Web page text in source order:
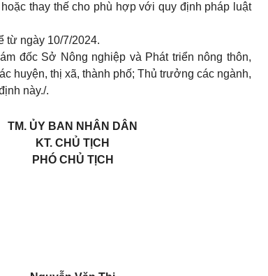
thay thế cho phù hợp với quy định pháp luật
từ ngày 10/7/2024.
đốc Sở Nông nghiệp và Phát triển nông thôn,
huyện, thị xã, thành phố; Thủ trưởng các ngành,
này./.
TM. ỦY BAN NHÂN DÂN
KT. CHỦ TỊCH
PHÓ CHỦ TỊCH